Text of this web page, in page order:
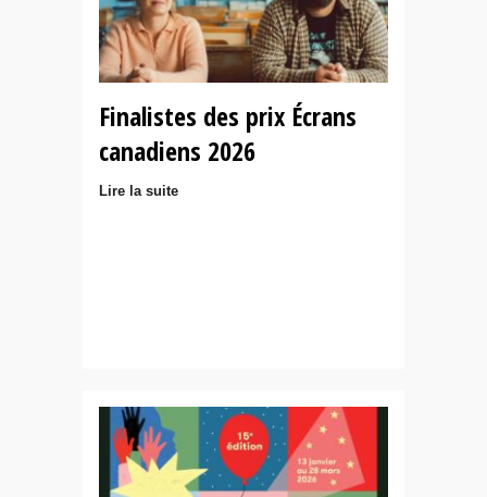
Finalistes des prix Écrans
canadiens 2026
Lire la suite